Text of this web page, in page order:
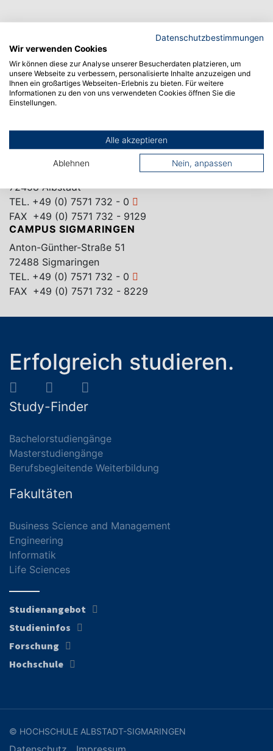
72458 Albstadt
TEL. +49 (0) 7571 732 - 0
FAX +49 (0) 7571 732 - 9129
CAMPUS SIGMARINGEN
Anton-Günther-Straße 51
72488 Sigmaringen
TEL. +49 (0) 7571 732 - 0
FAX +49 (0) 7571 732 - 8229
Erfolgreich studieren.
Study-Finder
Bachelorstudiengänge
Masterstudiengänge
Berufsbegleitende Weiterbildung
Fakultäten
Business Science and Management
Engineering
Informatik
Life Sciences
Studienangebot
Studieninfos
Forschung
Hochschule
© HOCHSCHULE ALBSTADT-SIGMARINGEN
Datenschutzbestimmungen
Wir verwenden Cookies
Wir können diese zur Analyse unserer Besucherdaten platzieren, um
unsere Webseite zu verbessern, personalisierte Inhalte anzuzeigen und
Ihnen ein großartiges Webseiten-Erlebnis zu bieten. Für weitere
Informationen zu den von uns verwendeten Cookies öffnen Sie die
Einstellungen.
Alle akzeptieren
Ablehnen Nein, anpassen